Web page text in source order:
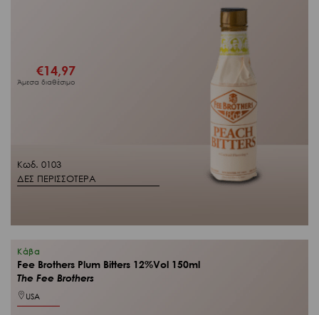
Κωδ. 0103
ΔΕΣ ΠΕΡΙΣΣΟΤΕΡΑ
€14,97
Άμεσα διαθέσιμο
Κάβα
Fee Brothers Plum Bitters 12%Vol 150ml
The Fee Brothers
USA